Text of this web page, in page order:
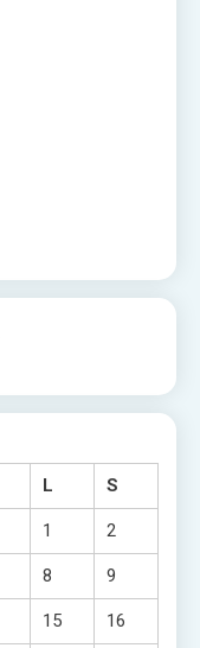
L S
1 2
8 9
15 16